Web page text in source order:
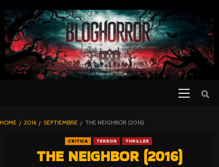
TO
CONTENT
BLOGHORROR
HOME 2016 SEPTIEMBRE THE NEIGHBOR (2016)
CRITICA TERROR THRILLER
THE NEIGHBOR (2016)